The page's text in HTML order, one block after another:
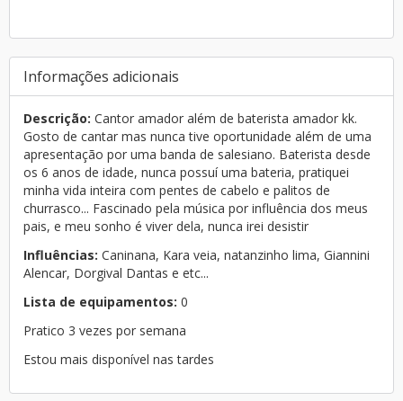
Informações adicionais
Descrição: Cantor amador além de baterista amador kk.
Gosto de cantar mas nunca tive oportunidade além de uma
apresentação por uma banda de salesiano. Baterista desde
os 6 anos de idade, nunca possuí uma bateria, pratiquei
minha vida inteira com pentes de cabelo e palitos de
churrasco... Fascinado pela música por influência dos meus
pais, e meu sonho é viver dela, nunca irei desistir
Influências: Caninana, Kara veia, natanzinho lima, Giannini
Alencar, Dorgival Dantas e etc...
Lista de equipamentos: 0
Pratico 3 vezes por semana
Estou mais disponível nas tardes